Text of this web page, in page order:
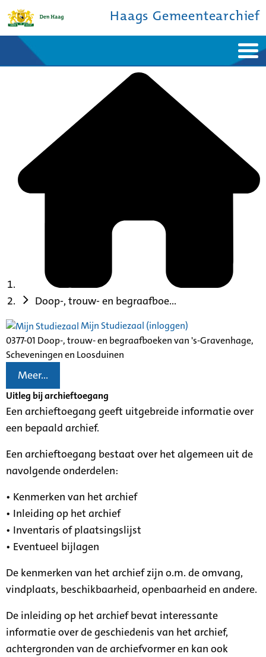
Haags Gemeentearchief
Bronnen en collecties
Doop-, trouw- en begraafboe...
Mijn Studiezaal (inloggen)
0377-01 Doop-, trouw- en begraafboeken van 's-Gravenhage,
Scheveningen en Loosduinen
Meer...
Uitleg bij archieftoegang
Een archieftoegang geeft uitgebreide informatie over
een bepaald archief.
Een archieftoegang bestaat over het algemeen uit de
navolgende onderdelen:
• Kenmerken van het archief
• Inleiding op het archief
• Inventaris of plaatsingslijst
• Eventueel bijlagen
De kenmerken van het archief zijn o.m. de omvang,
vindplaats, beschikbaarheid, openbaarheid en andere.
De inleiding op het archief bevat interessante
informatie over de geschiedenis van het archief,
achtergronden van de archiefvormer en kan ook